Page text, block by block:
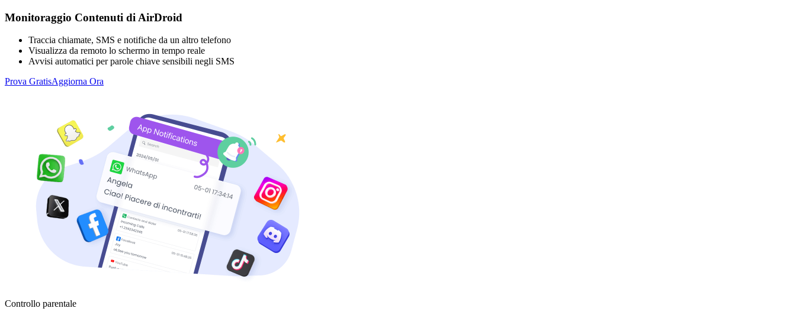
Monitoraggio Contenuti di AirDroid
Traccia chiamate, SMS e notifiche da un altro telefono
Visualizza da remoto lo schermo in tempo reale
Avvisi automatici per parole chiave sensibili negli SMS
Prova GratisAggiorna Ora
Controllo parentale